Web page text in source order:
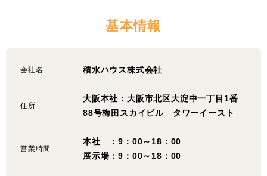
基本情報
会社名 積水ハウス株式会社
住所
大阪本社：大阪市北区大淀中一丁目1番
88号梅田スカイビル タワーイースト
営業時間
本社 ：9：00～18：00
展示場：9：00～18：00